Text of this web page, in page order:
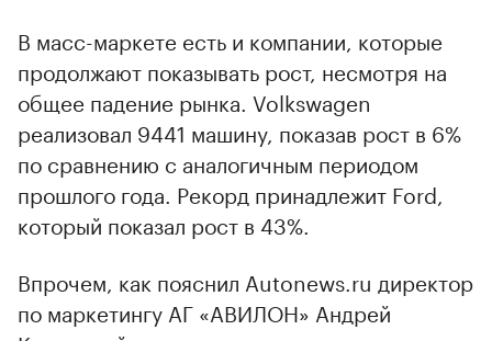
В масс-маркете есть и компании, которые
продолжают показывать рост, несмотря на
общее падение рынка. Volkswagen
реализовал 9441 машину, показав рост в 6%
по сравнению с аналогичным периодом
прошлого года. Рекорд принадлежит Ford,
который показал рост в 43%.
Впрочем, как пояснил Autonews.ru директор
по маркетингу АГ «АВИЛОН» Андрей